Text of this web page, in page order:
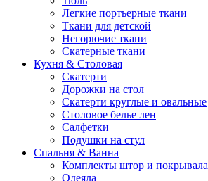
Легкие портьерные ткани
Ткани для детской
Негорючие ткани
Скатерные ткани
Кухня & Столовая
Скатерти
Дорожки на стол
Скатерти круглые и овальные
Столовое белье лен
Салфетки
Подушки на стул
Спальня & Ванна
Комплекты штор и покрывала
Одеяла